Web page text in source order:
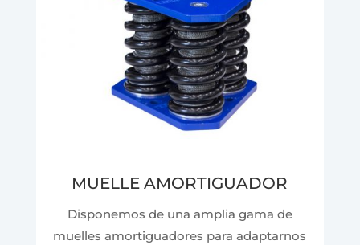
MUELLE AMORTIGUADOR
Disponemos de una amplia gama de
muelles amortiguadores para adaptarnos